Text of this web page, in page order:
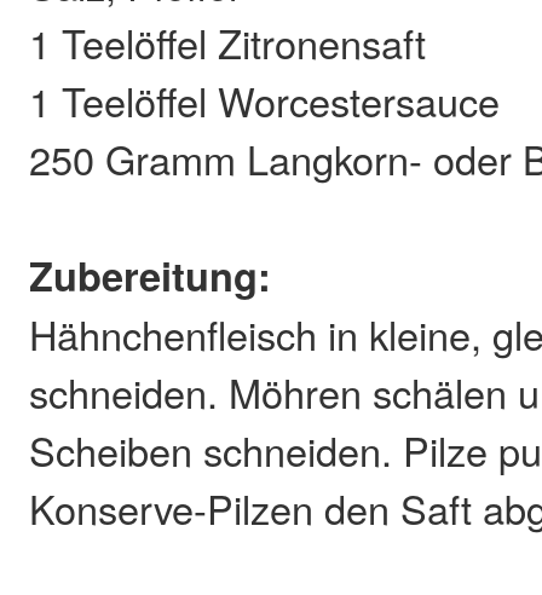
1 Teelöffel Zitronensaft
1 Teelöffel Worcestersauce
250 Gramm Langkorn- oder
Zubereitung:
Hähnchenfleisch in kleine,
schneiden. Möhren schälen
Scheiben schneiden. Pilze
Konserve-Pilzen den Saft